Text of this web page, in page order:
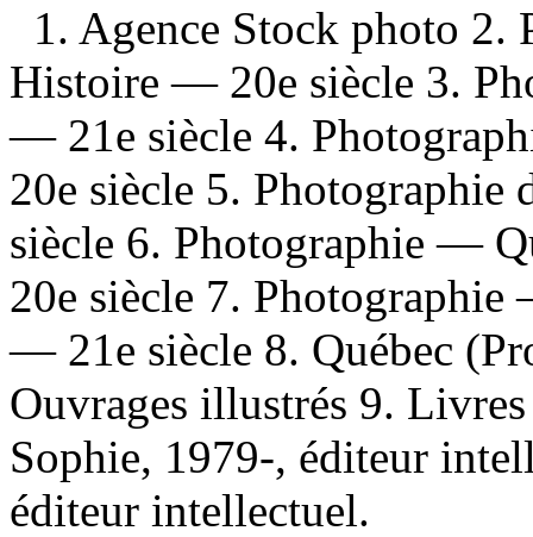
1. Agence Stock photo
Histoire — 20e siècle 3.
— 21e siècle 4.
20e siècle 5.
siècle 6. Photographie —
20e siècle 7.
— 21e siècle 8. Québec
Ouvrages illustrés 9.
Sophie, 1979-, éditeur
éditeur intellectuel.